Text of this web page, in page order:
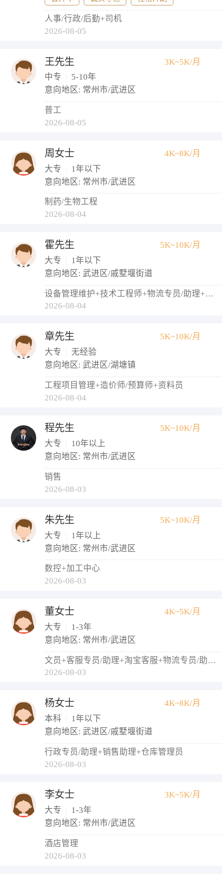
人事/行政/后勤+司机
2026-08-05
王先生
3K~5K/月
中专
5-10年
意向地区: 常州市/武进区
普工
2026-08-05
周女士
4K~8K/月
大专
1年以下
意向地区: 常州市/武进区
制药/生物工程
2026-08-04
霍先生
5K~10K/月
大专
1年以下
意向地区: 武进区/戚墅堰街道
设备管理维护+技术工程师+物流专员/助理+调度员+仓库管理员
2026-08-04
章先生
5K~10K/月
大专
无经验
意向地区: 武进区/湖塘镇
工程项目管理+造价师/预算师+资料员
2026-08-04
程先生
5K~10K/月
大专
10年以上
意向地区: 常州市/武进区
销售
2026-08-03
朱先生
5K~10K/月
大专
1年以上
意向地区: 常州市/武进区
数控+加工中心
2026-08-03
董女士
4K~5K/月
大专
1-3年
意向地区: 常州市/武进区
文员+客服专员/助理+淘宝客服+物流专员/助理+仓库管理员
2026-08-03
杨女士
4K~8K/月
本科
1年以下
意向地区: 武进区/戚墅堰街道
行政专员/助理+销售助理+仓库管理员
2026-08-03
李女士
3K~5K/月
大专
1-3年
意向地区: 常州市/武进区
酒店管理
2026-08-03